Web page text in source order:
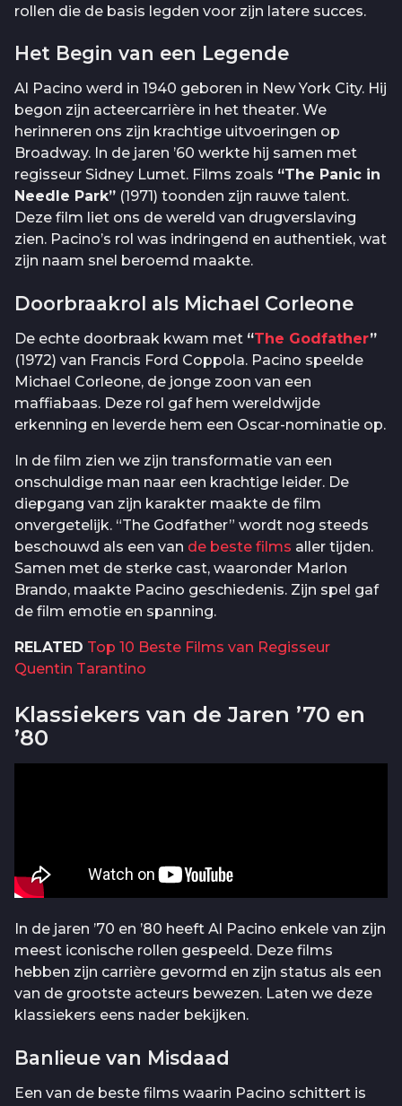
rollen die de basis legden voor zijn latere succes.
Het Begin van een Legende
Al Pacino werd in 1940 geboren in New York City. Hij
begon zijn acteercarrière in het theater. We
herinneren ons zijn krachtige uitvoeringen op
Broadway. In de jaren ’60 werkte hij samen met
regisseur Sidney Lumet. Films zoals “The Panic in
Needle Park” (1971) toonden zijn rauwe talent.
Deze film liet ons de wereld van drugverslaving
zien. Pacino’s rol was indringend en authentiek, wat
zijn naam snel beroemd maakte.
Doorbraakrol als Michael Corleone
De echte doorbraak kwam met “The Godfather”
(1972) van Francis Ford Coppola. Pacino speelde
Michael Corleone, de jonge zoon van een
maffiabaas. Deze rol gaf hem wereldwijde
erkenning en leverde hem een Oscar-nominatie op.
In de film zien we zijn transformatie van een
onschuldige man naar een krachtige leider. De
diepgang van zijn karakter maakte de film
onvergetelijk. “The Godfather” wordt nog steeds
beschouwd als een van de beste films aller tijden.
Samen met de sterke cast, waaronder Marlon
Brando, maakte Pacino geschiedenis. Zijn spel gaf
de film emotie en spanning.
RELATED Top 10 Beste Films van Regisseur
Quentin Tarantino
Klassiekers van de Jaren ’70 en
’80
In de jaren ’70 en ’80 heeft Al Pacino enkele van zijn
meest iconische rollen gespeeld. Deze films
hebben zijn carrière gevormd en zijn status als een
van de grootste acteurs bewezen. Laten we deze
klassiekers eens nader bekijken.
Banlieue van Misdaad
Een van de beste films waarin Pacino schittert is